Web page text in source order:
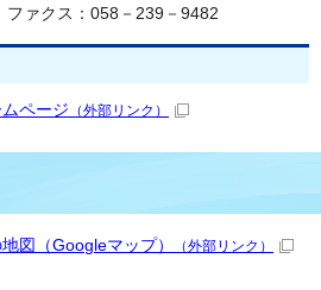
ァクス：058－239－9482
ページ （外部リンク）
図（Googleマップ） （外部リンク）